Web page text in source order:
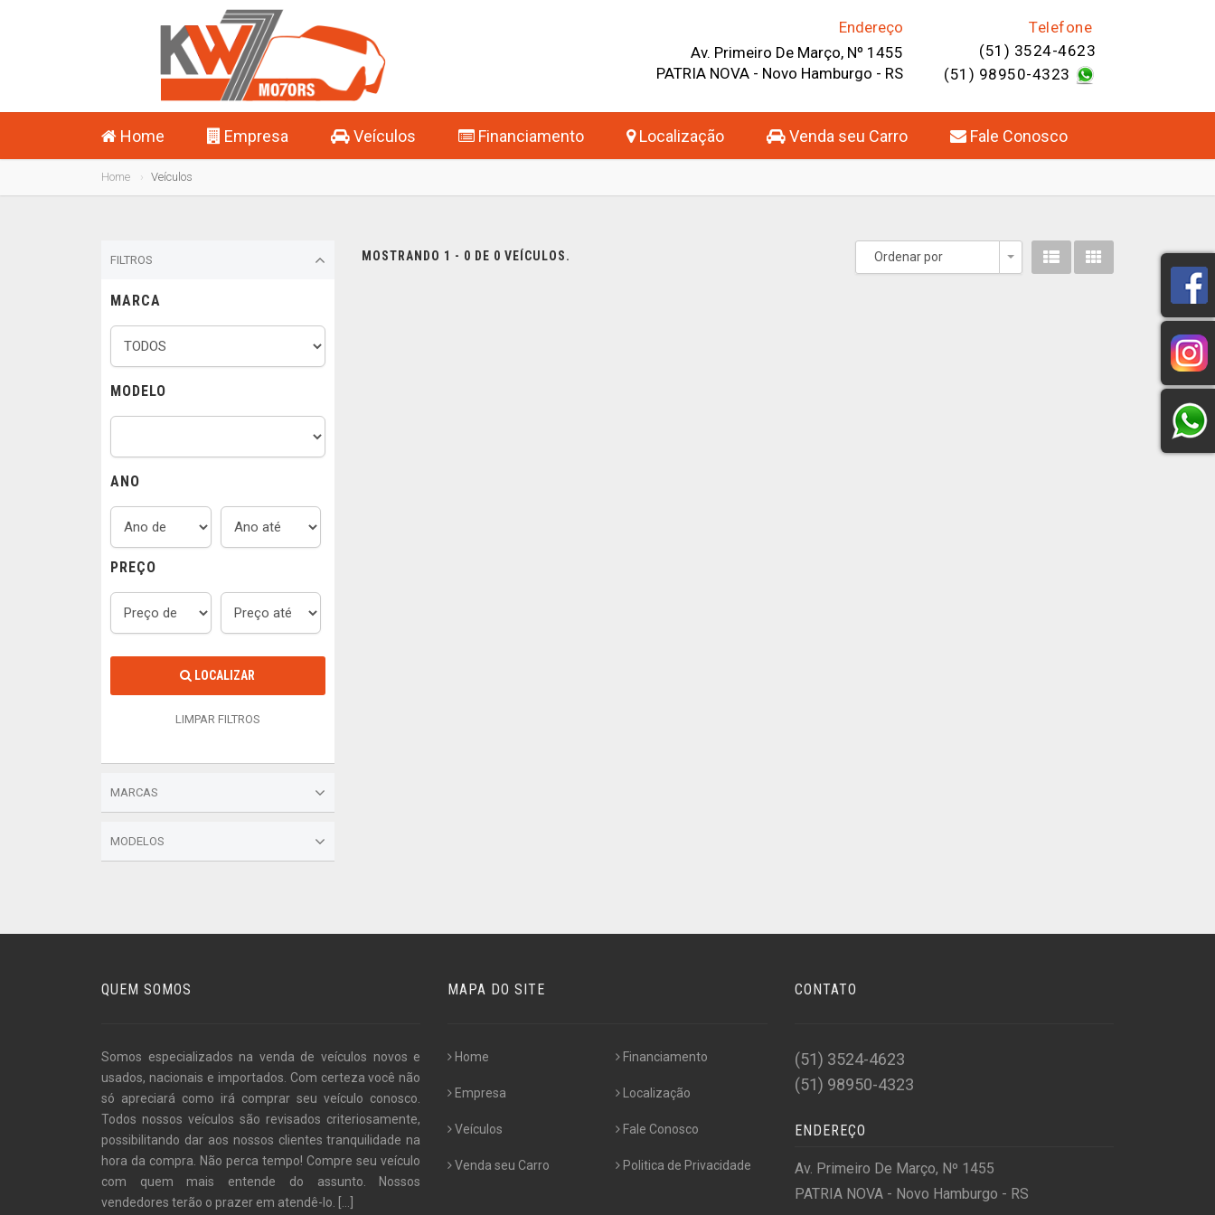
Telefone
(51) 3524-4623
(51) 98950-4323
Endereço
Av. Primeiro De Março, Nº 1455
PATRIA NOVA - Novo Hamburgo - RS
Home Empresa Veículos Financiamento Localização Venda seu Carro Fale Conosco
Home Veículos
FILTROS
MARCA
MODELO
ANO
PREÇO
LOCALIZAR
LIMPAR FILTROS
MARCAS
MODELOS
MOSTRANDO 1 - 0 DE 0 VEÍCULOS. Ordenar por
Toggle Dropdown
QUEM SOMOS
Somos especializados na venda de veículos novos e
usados, nacionais e importados. Com certeza você não
só apreciará como irá comprar seu veículo conosco.
Todos nossos veículos são revisados criteriosamente,
possibilitando dar aos nossos clientes tranquilidade na
hora da compra. Não perca tempo! Compre seu veículo
com quem mais entende do assunto. Nossos
vendedores terão o prazer em atendê-lo.
MAPA DO SITE
Home
Empresa
Veículos
Venda seu Carro
Financiamento
Localização
Fale Conosco
Politica de Privacidade
CONTATO
(51) 3524-4623
(51) 98950-4323
ENDEREÇO
Av. Primeiro De Março, Nº 1455
PATRIA NOVA - Novo Hamburgo - RS